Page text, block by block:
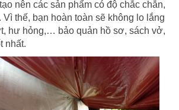
nên các sản phẩm có độ chắc chắn,
Vì thế, bạn hoàn toàn sẽ không lo lắng
hư hỏng,… bảo quản hồ sơ, sách vở,
nhất.